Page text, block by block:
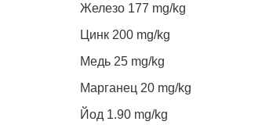
Железо 177 mg/kg
Цинк 200 mg/kg
Медь 25 mg/kg
Марганец 20 mg/kg
Йод 1.90 mg/kg